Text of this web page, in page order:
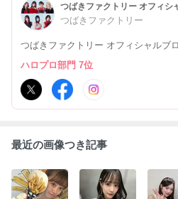
つばきファクトリー
つばきファクトリー オフィシャルブ
ハロプロ部門 7位
最近の画像つき記事